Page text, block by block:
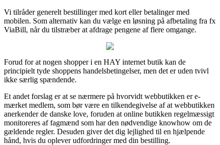
Vi tilråder generelt bestillinger med kort eller betalinger med
mobilen. Som alternativ kan du vælge en løsning på afbetaling fra fx
ViaBill, når du tilstræber at afdrage pengene af flere omgange.
Forud for at nogen shopper i en HAY internet butik kan de
principielt tyde shoppens handelsbetingelser, men det er uden tvivl
ikke særlig spændende.
Et andet forslag er at se nærmere på hvorvidt webbutikken er e-
mærket medlem, som bør være en tilkendegivelse af at webbutikken
anerkender de danske love, foruden at online butikken regelmæssigt
monitoreres af fagmænd som har den nødvendige knowhow om de
gældende regler. Desuden giver det dig lejlighed til en hjælpende
hånd, hvis du oplever udfordringer med din bestilling.